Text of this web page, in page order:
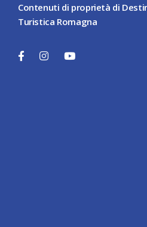
Contenuti di proprietà di
Turistica Romagna